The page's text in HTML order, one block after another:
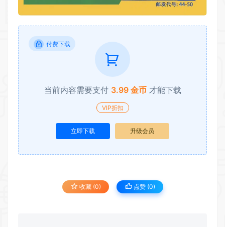
付费下载
当前内容需要支付 3.99 金币 才能下载
VIP折扣
立即下载 升级会员
收藏 (0) 点赞 (0)